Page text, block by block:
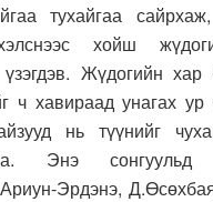
тухайгаа сайрхаж,
хойш
Жүдогийн хар
ч хавираад унагах
нь түүнийг
Энэ сонгуульд
Эрдэнэ,